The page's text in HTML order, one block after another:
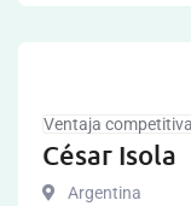
Ventaja
César Isola
Argentina